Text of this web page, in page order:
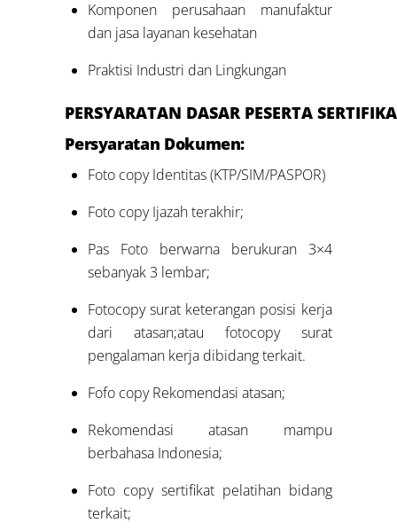
Komponen perusahaan manufaktur
dan jasa layanan kesehatan
Praktisi Industri dan Lingkungan
PERSYARATAN DASAR PESERTA
Persyaratan Dokumen:
Foto copy Identitas (KTP/SIM/PASPOR)
Foto copy Ijazah terakhir;
Pas Foto berwarna berukuran 3×4
sebanyak 3 lembar;
Fotocopy surat keterangan posisi kerja
dari atasan;atau fotocopy surat
pengalaman kerja dibidang terkait.
Fofo copy Rekomendasi atasan;
Rekomendasi atasan mampu
berbahasa Indonesia;
Foto copy sertifikat pelatihan bidang
terkait;